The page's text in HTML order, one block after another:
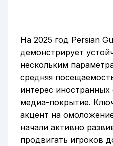
На 2025 год Persian
демонстрирует
нескольким
средняя
интерес иностранных
медиа-покрытие.
акцент на
начали активно
продвигать игроков